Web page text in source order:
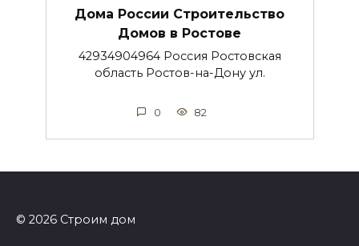
Дома России Строительство
Домов в Ростове
42934904964 Россия Ростовская
область Ростов-на-Дону ул.
0 82
© 2026 Строим дом